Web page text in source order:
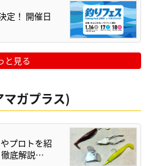
定！ 開催日
と見る
ガプラス)
プロトを紹
徹底解説…